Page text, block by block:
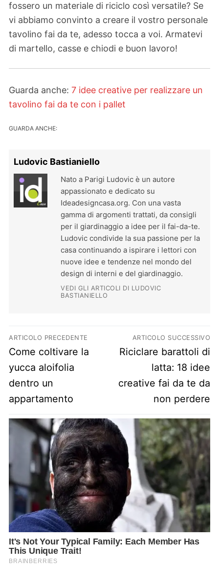
fossero un materiale di riciclo così versatile? Se
vi abbiamo convinto a creare il vostro personale
tavolino fai da te, adesso tocca a voi. Armatevi
di martello, casse e chiodi e buon lavoro!
Guarda anche: 7 idee creative per realizzare un
tavolino fai da te con i pallet
GUARDA ANCHE:
Ludovic Bastianiello
Nato a Parigi Ludovic è un autore
appassionato e dedicato su
Ideadesigncasa.org. Con una vasta
gamma di argomenti trattati, da consigli
per il giardinaggio a idee per il fai-da-te.
Ludovic condivide la sua passione per la
casa continuando a ispirare i lettori con
nuove idee e tendenze nel mondo del
design di interni e del giardinaggio.
VEDI GLI ARTICOLI DI LUDOVIC
BASTIANIELLO
Navigazione articoli
ARTICOLO PRECEDENTE
Previous post:
Come coltivare la
yucca aloifolia
dentro un
appartamento
ARTICOLO SUCCESSIVO
Next post:
Riciclare barattoli di
latta: 18 idee
creative fai da te da
non perdere